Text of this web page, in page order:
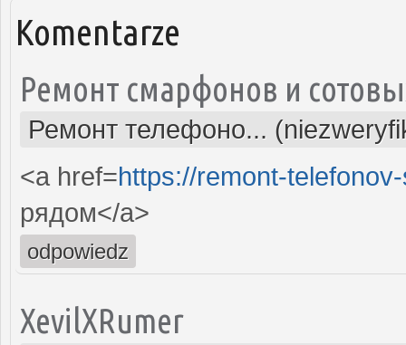
Komentarze
Ремонт смарфонов и
Ремонт телефоно...
<a href=https://remont-
рядом</a>
odpowiedz
XevilXRumer